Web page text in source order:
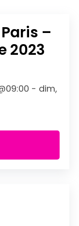
–
2023
- dim,